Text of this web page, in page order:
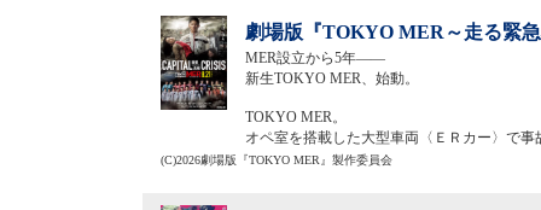
劇場版『TOKYO MER～走る緊
MER設立から5年——
新生TOKYO MER、始動。
TOKYO MER。
オペ室を搭載した大型車両〈ＥＲカー〉で
(C)2026劇場版『TOKYO MER』製作委員会